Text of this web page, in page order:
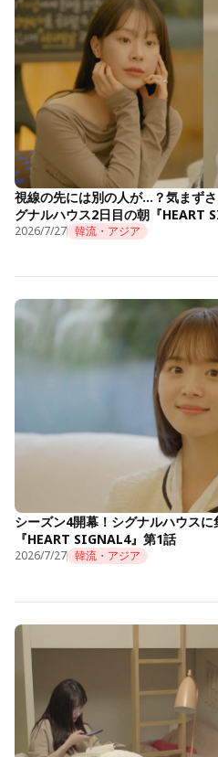
視線の先には別の人が…？気まず
グナルハウス2日目の朝『HEART
2026/7/27 韓流・アジア
シーズン4開幕！シグナルハウス
『HEART SIGNAL4』第1話
2026/7/27 韓流・アジア